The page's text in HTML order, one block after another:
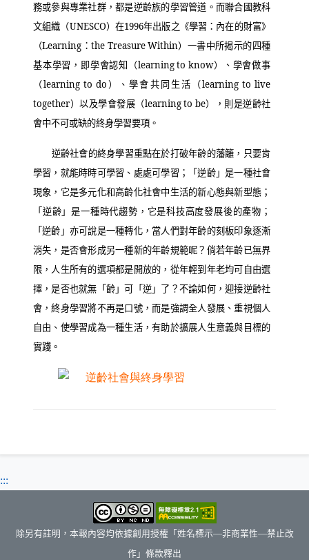
務或參與專業社群，都是逆齡族的學習管道。而聯合國教科
文組織（UNESCO）在1996年出版之《學習：內在的財富》
（Learning ：the Treasure Within）一書中所揭示的四種
基本學習，即學會認知（learning to know）、學會做事
（learning to do）、學會共同生活（learning to live
together）以及學會發展（learning to be），則是逆齡社
會中不可或缺的終身學習要項。
逆齡社會的終身學習重點在於打破年齡的藩籬，只要肯
學習，就能時時可學習、處處可學習；「逆齡」是一種社會
現象，它是多元化和高齡化社會中生活的新心態與新型態；
「逆齡」是一種時代趨勢，它是科技高度發展後的產物；
「逆齡」亦可說是一種轉化，當人們對年齡的刻板印象逐漸
消失，是否會形成另一種新的年齡規範呢？倘若年齡已無界
限，人生所有的選項都是開放的，從年輕到年老均可自由選
擇，是否也就無「齡」可「逆」了？不論如何，迎接逆齡社
會，終身學習將不再是口號，而是強調全人發展、重視個人
自由、使學習成為一種生活，有助於擴展人生意義與目標的
實踐。
:::
除另有註明，本報內容均依據創用授權「姓名標示—非商業性—禁止改
作」條款釋出